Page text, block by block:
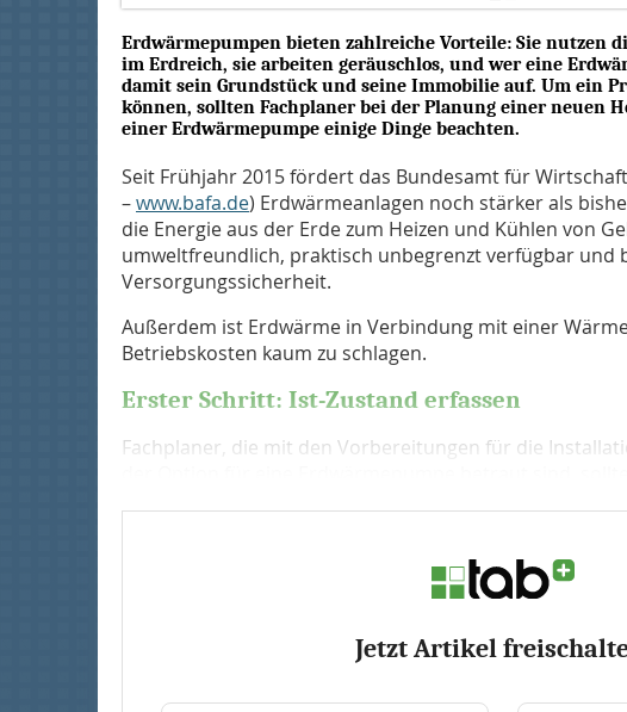
Erdwärmepumpen bieten zahlreiche Vorteile: Sie nutzen
im Erdreich, sie arbeiten geräuschlos, und wer eine
damit sein Grundstück und seine Immobilie auf. Um ein
können, sollten Fachplaner bei der Planung einer neuen
einer Erdwärmepumpe einige Dinge beachten.
Seit Frühjahr 2015 fördert das Bundesamt für
–www.bafa.de) Erdwärmeanlagen noch stärker als
die Energie aus der Erde zum Heizen und Kühlen von
umweltfreundlich, praktisch unbegrenzt verfügbar und
Versorgungssicherheit.
Außerdem ist Erdwärme in Verbindung mit einer
Betriebskosten kaum zu schlagen.
Erster Schritt: Ist-Zustand erfassen
Fachplaner, die mit den Vorbereitungen für die
Jetzt Artikel